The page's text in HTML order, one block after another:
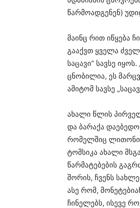
წარმოადგენენ)
მაინც რით იწყება
გააქვთ ყველა
საცავი“ სავსე
ცნობილია, ეს
ამიტომ სავსე
ახალი წლის
და ბარაქა
რომელშიც
ტომსიკა ახალი
წარმატებების
შორის, ჩვენს
ასე რომ,
ჩინელებს, ისევე